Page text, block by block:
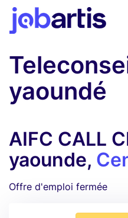
yaoundé
AIFC CALL
yaounde,
Offre d'emploi fermée